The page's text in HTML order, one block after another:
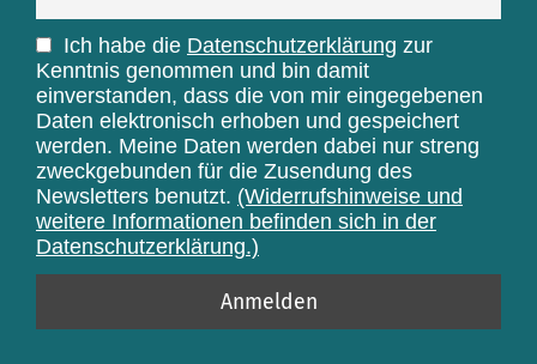
Ich habe die Datenschutzerklärung zur
Kenntnis genommen und bin damit
einverstanden, dass die von mir eingegebenen
Daten elektronisch erhoben und gespeichert
werden. Meine Daten werden dabei nur streng
zweckgebunden für die Zusendung des
Newsletters benutzt. (Widerrufshinweise und
weitere Informationen befinden sich in der
Datenschutzerklärung.)